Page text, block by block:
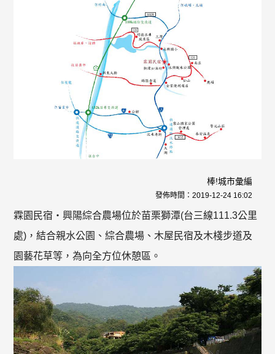
棒!城市彙編
發佈時間： 2019-12-24 16:02
霖園民宿‧興陽綜合農場位於苗栗獅潭(台三線111.3公里
處)，結合親水公園、綜合農場、木屋民宿及木棧步道及
園藝花草等，為向全方位休憩區。